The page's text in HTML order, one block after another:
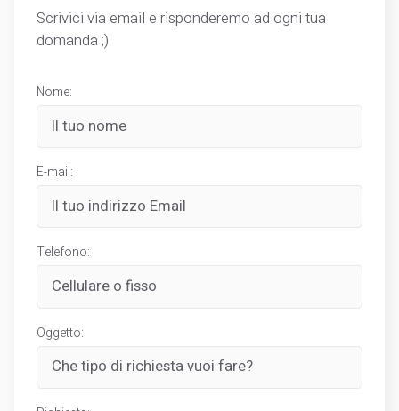
Scrivici via email e risponderemo ad ogni tua
domanda ;)
Nome:
E-mail:
Telefono:
Oggetto: